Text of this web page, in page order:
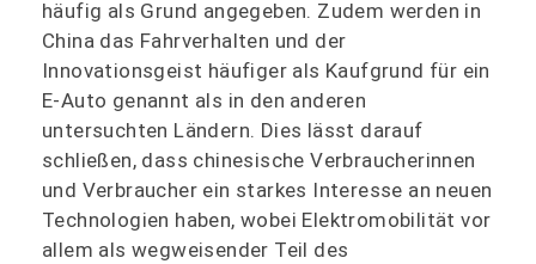
häufig als Grund angegeben. Zudem werden in
China das Fahrverhalten und der
Innovationsgeist häufiger als Kaufgrund für ein
E-Auto genannt als in den anderen
untersuchten Ländern. Dies lässt darauf
schließen, dass chinesische Verbraucherinnen
und Verbraucher ein starkes Interesse an neuen
Technologien haben, wobei Elektromobilität vor
allem als wegweisender Teil des